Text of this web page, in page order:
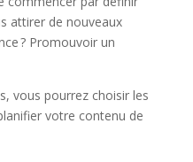
attirer de nouveaux
? Promouvoir un
vous pourrez choisir les
votre contenu de